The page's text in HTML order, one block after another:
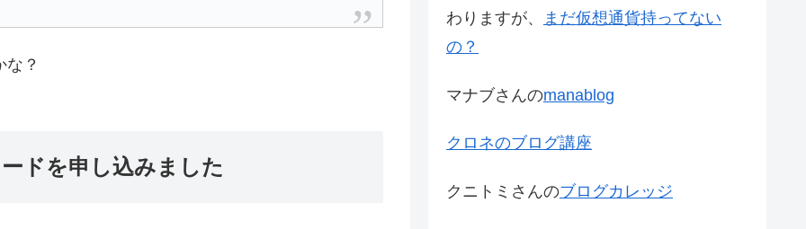
？
ドを申し込みました
わりますが、
まだ仮想通貨持ってない
の？
マナブさんのmanablog
クロネのブログ講座
クニトミさんのブログカレッジ